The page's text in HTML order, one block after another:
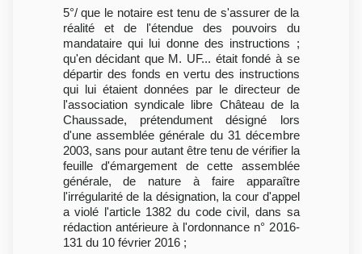
5°/ que le notaire est tenu de s'assurer de la
réalité et de l'étendue des pouvoirs du
mandataire qui lui donne des instructions ;
qu'en décidant que M. UF... était fondé à se
départir des fonds en vertu des instructions
qui lui étaient données par le directeur de
l'association syndicale libre Château de la
Chaussade, prétendument désigné lors
d'une assemblée générale du 31 décembre
2003, sans pour autant être tenu de vérifier la
feuille d'émargement de cette assemblée
générale, de nature à faire apparaître
l'irrégularité de la désignation, la cour d'appel
a violé l'article 1382 du code civil, dans sa
rédaction antérieure à l'ordonnance n° 2016-
131 du 10 février 2016 ;